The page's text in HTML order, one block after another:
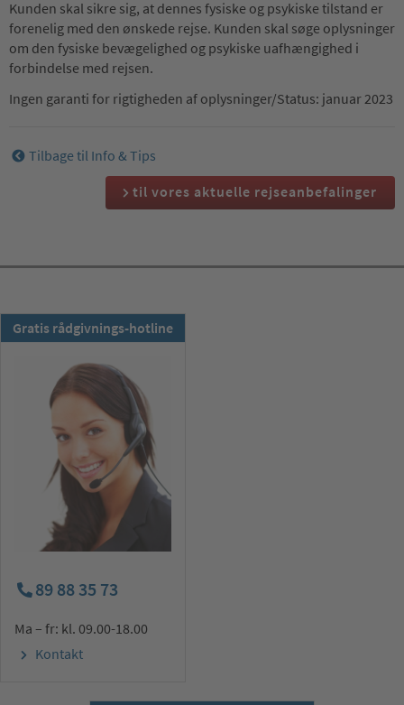
Kunden skal sikre sig, at dennes fysiske og psykiske tilstand er
forenelig med den ønskede rejse. Kunden skal søge oplysninger
om den fysiske bevægelighed og psykiske uafhængighed i
forbindelse med rejsen.
Ingen garanti for rigtigheden af oplysninger/Status: januar 2023
Tilbage til Info & Tips
til vores aktuelle rejseanbefalinger
Gratis rådgivnings-hotline
89 88 35 73
Ma – fr: kl. 09.00-18.00
Kontakt